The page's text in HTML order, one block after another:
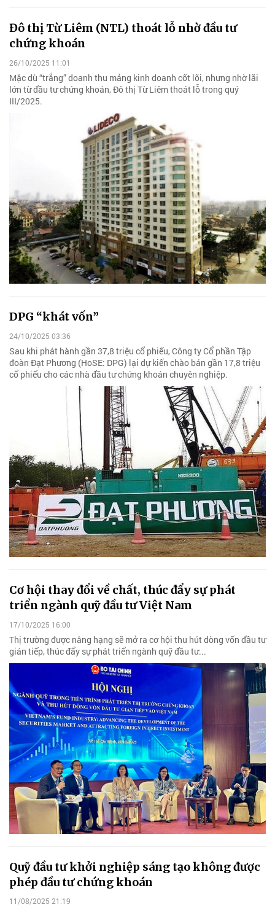
Đô thị Từ Liêm (NTL) thoát lỗ nhờ đầu tư
chứng khoán
26/10/2025 11:01
Mặc dù “trắng” doanh thu mảng kinh doanh cốt lõi, nhưng nhờ lãi
lớn từ đầu tư chứng khoán, Đô thị Từ Liêm thoát lỗ trong quý
III/2025.
DPG “khát vốn”
24/10/2025 03:36
Sau khi phát hành gần 37,8 triệu cổ phiếu, Công ty Cổ phần Tập
đoàn Đạt Phương (HoSE: DPG) lại dự kiến chào bán gần 17,8 triệu
cổ phiếu cho các nhà đầu tư chứng khoán chuyên nghiệp.
Cơ hội thay đổi về chất, thúc đẩy sự phát
triển ngành quỹ đầu tư Việt Nam
17/10/2025 16:00
Thị trường được nâng hạng sẽ mở ra cơ hội thu hút dòng vốn đầu tư
gián tiếp, thúc đẩy sự phát triển ngành quỹ đầu tư...
Quỹ đầu tư khởi nghiệp sáng tạo không được
phép đầu tư chứng khoán
11/08/2025 21:19